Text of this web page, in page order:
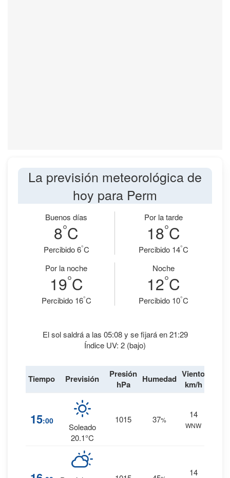
La previsión meteorológica de
hoy para Perm
Buenos días
8°C
Percibido 6°C
Por la tarde
18°C
Percibido 14°C
Por la noche
19°C
Percibido 16°C
Noche
12°C
Percibido 10°C
El sol saldrá a las 05:08 y se fijará en 21:29
Índice UV: 2 (bajo)
Tiempo Previsión
Presión
hPa
Humedad Viento
km/h
15:00
Soleado
20.1°C
1015 37%
14
WNW
14